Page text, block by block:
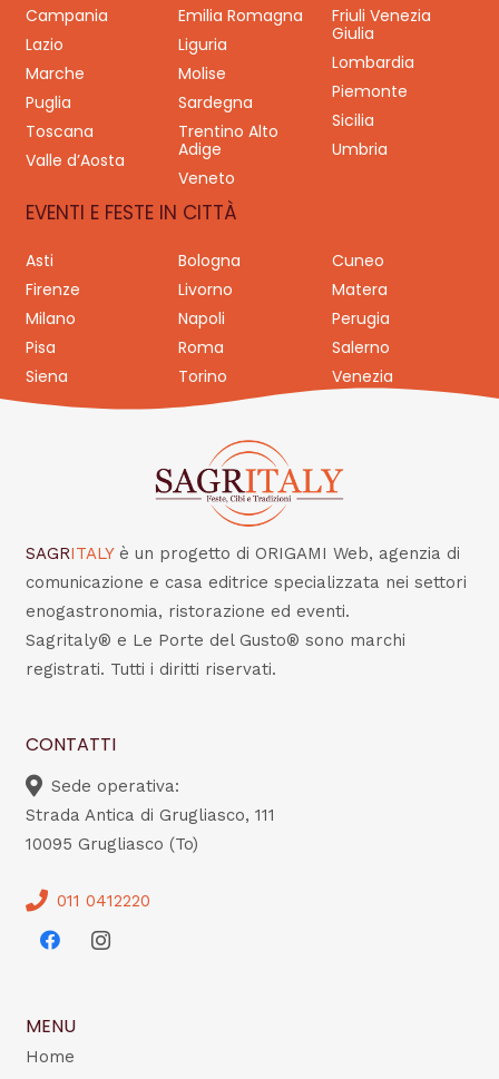
Campania
Emilia Romagna
Friuli Venezia
Giulia
Lazio
Liguria
Lombardia
Marche
Molise
Piemonte
Puglia
Sardegna
Sicilia
Toscana
Trentino Alto
Adige
Umbria
Valle d’Aosta
Veneto
EVENTI E FESTE IN CITTÀ
Asti Bologna
Cuneo
Firenze
Livorno
Matera
Milano
Napoli
Perugia
Pisa
Roma
Salerno
Siena
Torino Venezia
SAGRITALY è un progetto di ORIGAMI Web, agenzia di
comunicazione e casa editrice specializzata nei settori
enogastronomia, ristorazione ed eventi.
Sagritaly® e Le Porte del Gusto® sono marchi
registrati. Tutti i diritti riservati.
CONTATTI
Sede operativa:
Strada Antica di Grugliasco, 111
10095 Grugliasco (To)
011 0412220
MENU
Home